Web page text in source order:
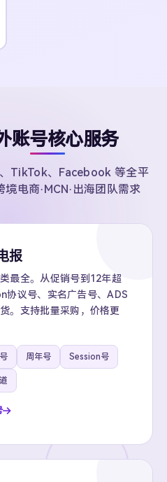
账号核心服务
TikTok、Facebook 等全平
电商·MCN·出海团队需求
报
最全。从促销号到12年超
协议号、实名广告号、ADS
。支持批量采购，价格更
周年号 Session号